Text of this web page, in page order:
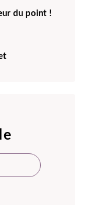
du point !